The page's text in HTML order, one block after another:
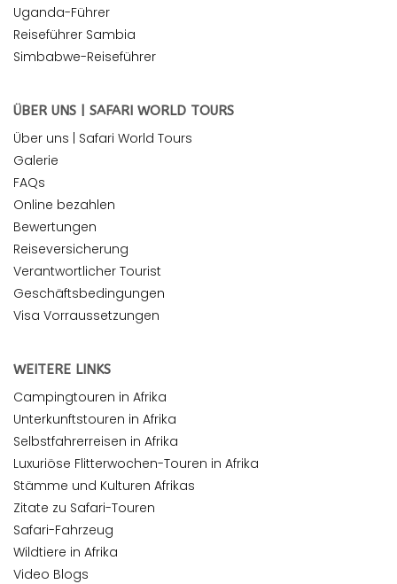
Uganda-Führer
Reiseführer Sambia
Simbabwe-Reiseführer
ÜBER UNS | SAFARI WORLD TOURS
Über uns | Safari World Tours
Galerie
FAQs
Online bezahlen
Bewertungen
Reiseversicherung
Verantwortlicher Tourist
Geschäftsbedingungen
Visa Vorraussetzungen
WEITERE LINKS
Campingtouren in Afrika
Unterkunftstouren in Afrika
Selbstfahrerreisen in Afrika
Luxuriöse Flitterwochen-Touren in Afrika
Stämme und Kulturen Afrikas
Zitate zu Safari-Touren
Safari-Fahrzeug
Wildtiere in Afrika
Video Blogs